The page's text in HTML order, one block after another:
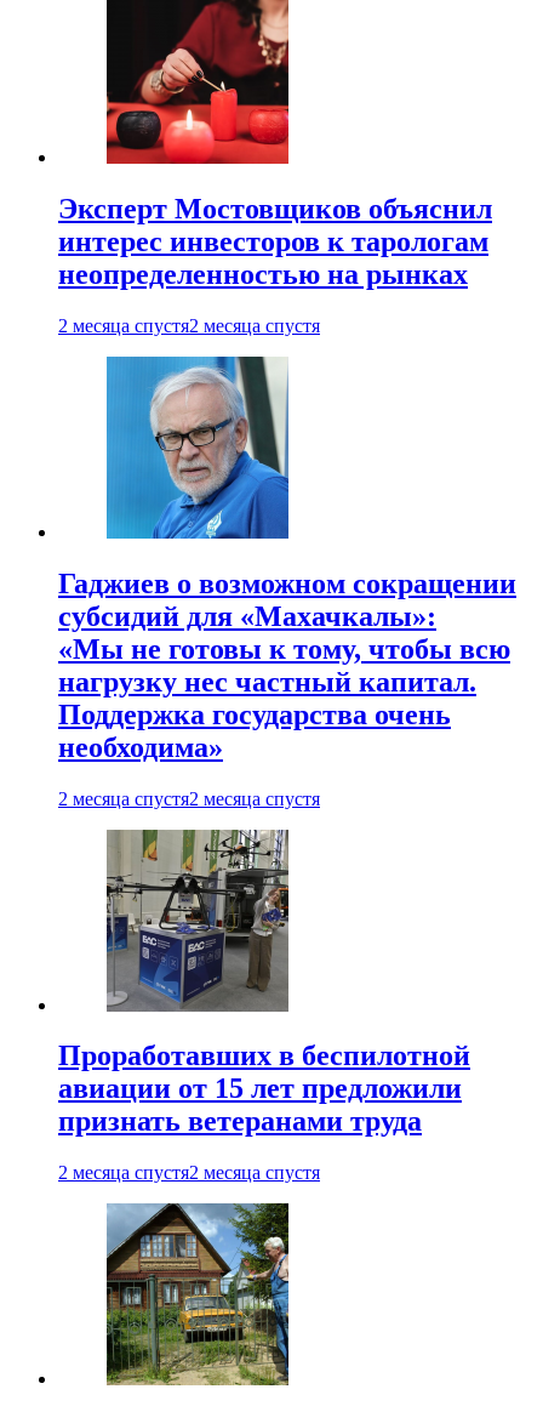
Эксперт Мостовщиков объяснил
интерес инвесторов к тарологам
неопределенностью на рынках
2 месяца спустя2 месяца спустя
Гаджиев о возможном сокращении
субсидий для «Махачкалы»:
«Мы не готовы к тому, чтобы всю
нагрузку нес частный капитал.
Поддержка государства очень
необходима»
2 месяца спустя2 месяца спустя
Проработавших в беспилотной
авиации от 15 лет предложили
признать ветеранами труда
2 месяца спустя2 месяца спустя